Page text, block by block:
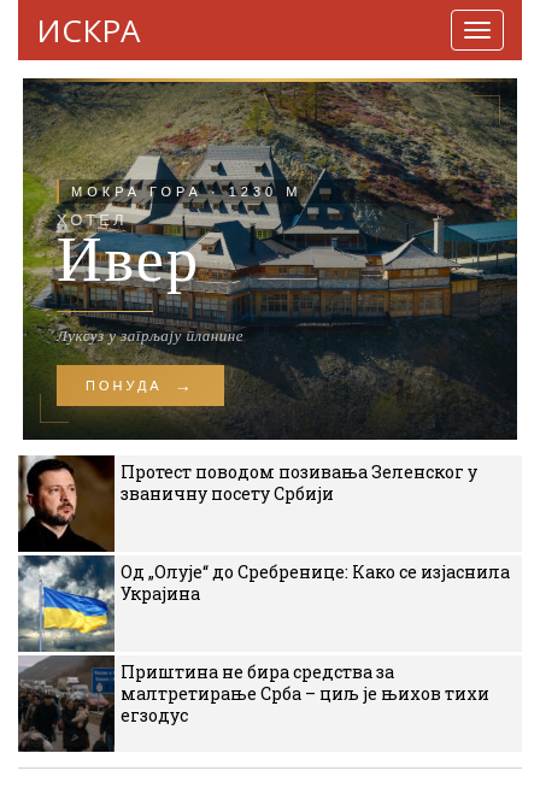
ИСКРА
Протест поводом позивања Зеленског у
званичну посету Србији
Од „Олује“ до Сребренице: Како се изјаснила
Украјина
Приштина не бира средства за
малтретирање Срба – циљ је њихов тихи
егзодус